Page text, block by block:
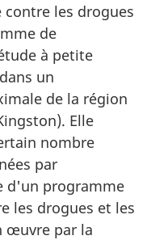
les drogues
de
à petite
un
de la région
Elle
nombre
par
d'un programme
les drogues et les
œuvre par la